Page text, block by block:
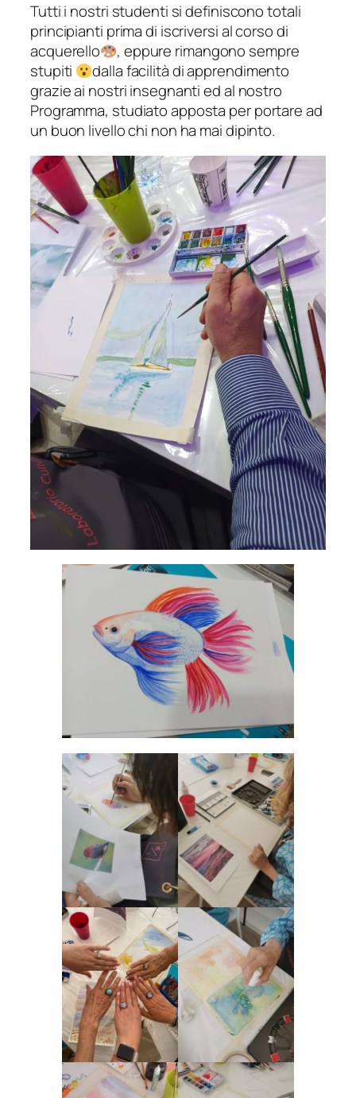
Tutti i nostri studenti si definiscono totali
principianti prima di iscriversi al corso di
acquerello
, eppure rimangono sempre
stupiti
dalla facilità di apprendimento
grazie ai nostri insegnanti ed al nostro
Programma, studiato apposta per portare ad
un buon livello chi non ha mai dipinto.